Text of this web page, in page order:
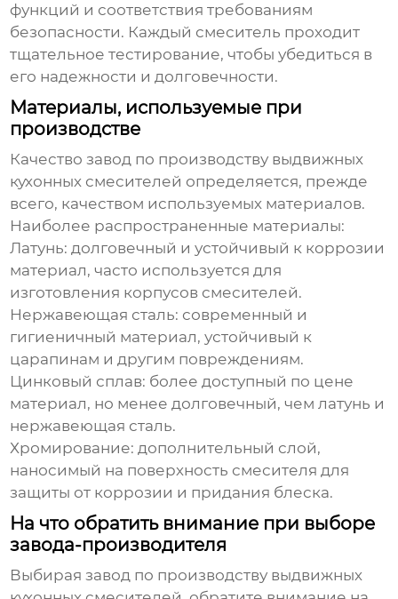
функций и соответствия требованиям
безопасности. Каждый смеситель проходит
тщательное тестирование, чтобы убедиться в
его надежности и долговечности.
Материалы, используемые при
производстве
Качествозавод по производству выдвижных
кухонных смесителей определяется, прежде
всего, качеством используемых материалов.
Наиболее распространенные материалы:
Латунь: долговечный и устойчивый к коррозии
материал, часто используется для
изготовления корпусов смесителей.
Нержавеющая сталь: современный и
гигиеничный материал, устойчивый к
царапинам и другим повреждениям.
Цинковый сплав: более доступный по цене
материал, но менее долговечный, чем латунь и
нержавеющая сталь.
Хромирование: дополнительный слой,
наносимый на поверхность смесителя для
защиты от коррозии и придания блеска.
На что обратить внимание при выборе
завода-производителя
Выбираязавод по производству выдвижных